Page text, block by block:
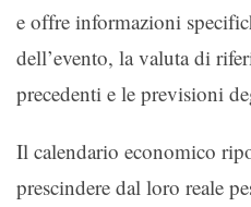
e offre informazioni
dell’evento, la valuta di
precedenti e le previsioni
Il calendario economico
prescindere dal loro reale